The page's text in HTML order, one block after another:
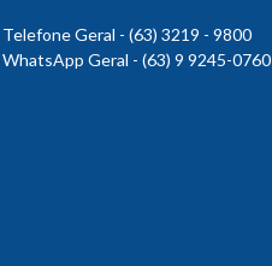
Telefone Geral - (63) 3219 - 9800
WhatsApp Geral - (63) 9 9245-0760